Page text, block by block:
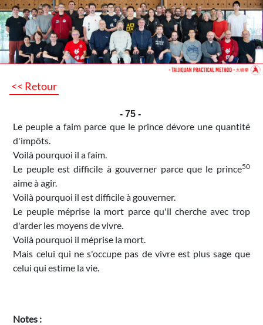
<< Retour
- 75 -
Le peuple a faim parce que le prince dévore une quantité
d'impôts.
Voilà pourquoi il a faim.
Le peuple est difficile à gouverner parce que le prince50
aime à agir.
Voilà pourquoi il est difficile à gouverner.
Le peuple méprise la mort parce qu'il cherche avec trop
d'arder les moyens de vivre.
Voilà pourquoi il méprise la mort.
Mais celui qui ne s'occupe pas de vivre est plus sage que
celui qui estime la vie.
Notes :